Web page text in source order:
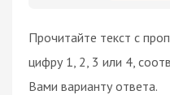
Прочитайте текст с
цифру 1, 2, 3 или 4,
Вами варианту ответа.